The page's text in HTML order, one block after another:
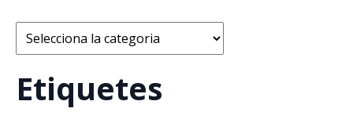
Categories
Etiquetes